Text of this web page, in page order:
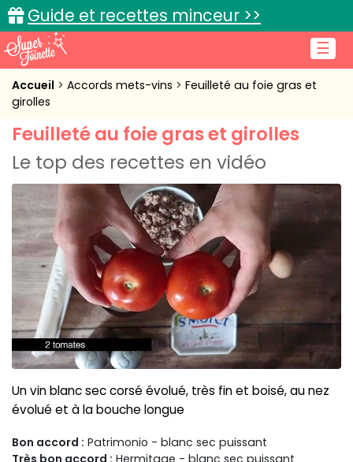
☰
Guide et recettes minceur >>
Accueil
Cuisine pratique
L'actu cuisine
Connexion
Accueil Accords mets-vins
Feuilleté au foie gras et
girolles
Feuilleté au foie gras et girolles
Le top des recettes en vidéo
Un vin blanc sec corsé évolué, très fin et boisé, au nez
évolué et à la bouche longue
Bon accord : Patrimonio - blanc sec puissant
Très bon accord : Hermitage - blanc sec puissant